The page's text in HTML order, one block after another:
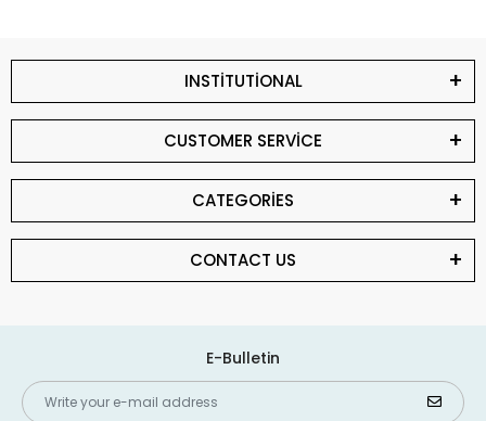
INSTİTUTİONAL
CUSTOMER SERVİCE
CATEGORİES
CONTACT US
E-Bulletin